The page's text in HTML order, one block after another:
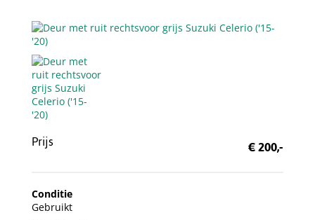
Prijs € 200,-
Conditie
Gebruikt